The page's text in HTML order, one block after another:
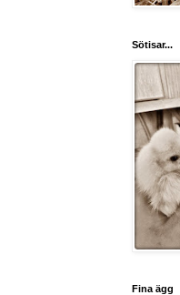
Sötisar...
Fina ägg